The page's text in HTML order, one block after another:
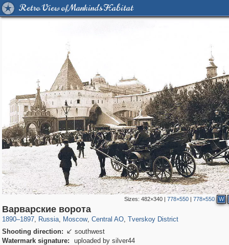
Retro View of Mankind's Habitat
Sizes:482×340 |778×550 |778×550 W
Варварские ворота
1890–1897, Russia
1,406,516
, Moscow
319,780 8,286
, Central AO
159,978
, Tverskoy District
Shooting direction:  southwest
Watermark signature:
uploaded by silver44